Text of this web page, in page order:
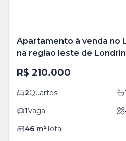
Apartamento à venda no
na região leste de
R$ 210.000
2Quartos
1Vaga
46 m²Total